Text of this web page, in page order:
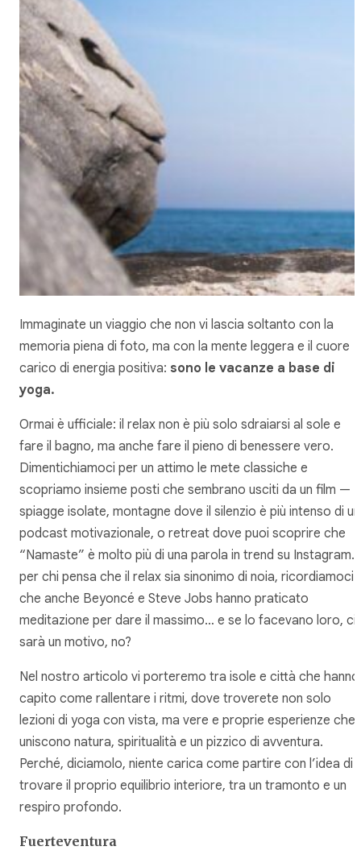
Immaginate un viaggio che non vi lascia soltanto con la
memoria piena di foto, ma con la mente leggera e il cuore
carico di energia positiva: sono le vacanze a base di
yoga.
Ormai è ufficiale: il relax non è più solo sdraiarsi al sole e
fare il bagno, ma anche fare il pieno di benessere vero.
Dimentichiamoci per un attimo le mete classiche e
scopriamo insieme posti che sembrano usciti da un film —
spiagge isolate, montagne dove il silenzio è più intenso di un
podcast motivazionale, o retreat dove puoi scoprire che
“Namaste” è molto più di una parola in trend su Instagram.
per chi pensa che il relax sia sinonimo di noia, ricordiamoci
che anche Beyoncé e Steve Jobs hanno praticato
meditazione per dare il massimo… e se lo facevano loro, ci
sarà un motivo, no?
Nel nostro articolo vi porteremo tra isole e città che hanno
capito come rallentare i ritmi, dove troverete non solo
lezioni di yoga con vista, ma vere e proprie esperienze che
uniscono natura, spiritualità e un pizzico di avventura.
Perché, diciamolo, niente carica come partire con l’idea di
trovare il proprio equilibrio interiore, tra un tramonto e un
respiro profondo.
Fuerteventura